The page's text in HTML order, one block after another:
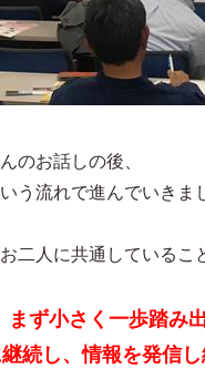
のお話しの後、
う流れで進んでいきま
二人に共通しているこ
ず小さく一歩踏み
続し、情報を発信し